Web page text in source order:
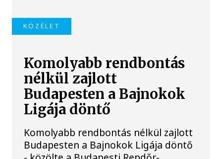
KÖZÉLET
Komolyabb rendbontás
nélkül zajlott
Budapesten a Bajnokok
Ligája döntő
Komolyabb rendbontás nélkül zajlott
Budapesten a Bajnokok Ligája döntő